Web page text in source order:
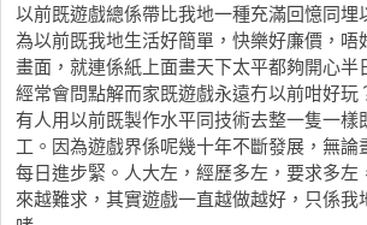
以前既遊戲總係帶比我地一種充滿回憶同埋
為以前既我地生活好簡單，快樂好廉價，
畫面，就連係紙上面畫天下太平都夠開心半
經常會問點解而家既遊戲永遠冇以前咁好玩
有人用以前既製作水平同技術去整一隻一樣
工。因為遊戲界係呢幾十年不斷發展，無論
每日進步緊。人大左，經歷多左，要求多左
來越難求，其實遊戲一直越做越好，只係我